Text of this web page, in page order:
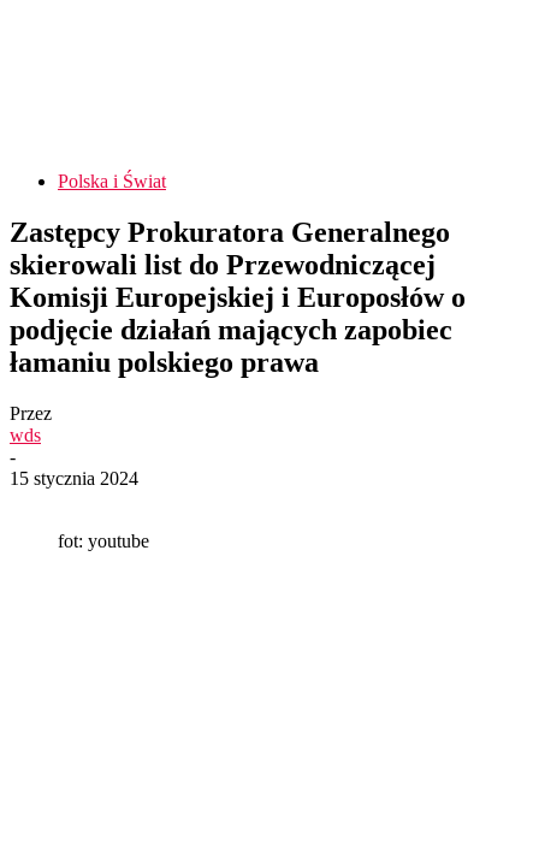
Polska i Świat
Zastępcy Prokuratora Generalnego
skierowali list do Przewodniczącej
Komisji Europejskiej i Europosłów o
podjęcie działań mających zapobiec
łamaniu polskiego prawa
Przez
wds
-
15 stycznia 2024
fot: youtube